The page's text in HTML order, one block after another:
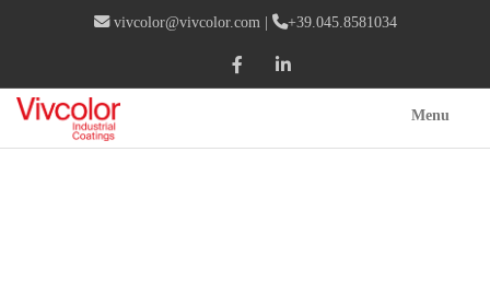
vivcolor@vivcolor.com | +39.045.8581034
Menu